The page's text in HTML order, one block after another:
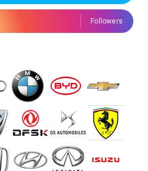
Followers